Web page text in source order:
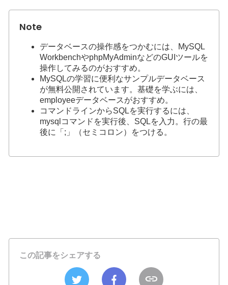
データベースの操作感をつかむには、MySQL
WorkbenchやphpMyAdminなどのGUIツールを
操作してみるのがおすすめ。
MySQLの学習に便利なサンプルデータベース
が無料公開されています。基礎を学ぶには、
employeeデータベースがおすすめ。
コマンドラインからSQLを実行するには、
mysqlコマンドを実行後、SQLを入力。行の最
後に「;」（セミコロン）をつける。
この記事をシェアする